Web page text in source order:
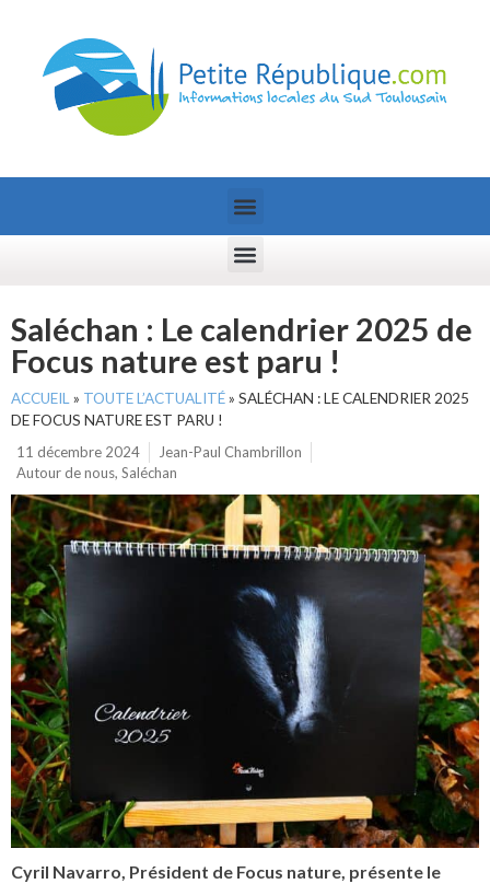
Saléchan : Le calendrier 2025 de
Focus nature est paru !
ACCUEIL » TOUTE L’ACTUALITÉ» SALÉCHAN : LE CALENDRIER 2025
DE FOCUS NATURE EST PARU !
11 décembre 2024
Jean-Paul Chambrillon
Autour de nous, Saléchan
Cyril Navarro, Président de Focus nature, présente le